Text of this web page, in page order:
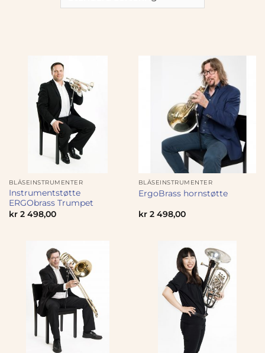
BLÅSEINSTRUMENTER
Instrumentstøtte
ERGObrass Trumpet
kr2 498,00
BLÅSEINSTRUMENTER
ErgoBrass hornstøtte
kr2 498,00